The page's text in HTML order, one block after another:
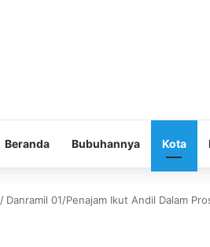
Beranda Bubuhannya Kota
/ Danramil 01/Penajam Ikut Andil Dalam